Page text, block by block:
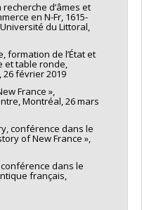
d’âmes et
en N-Fr, 1615-
du Littoral,
formation de l’État et
et table ronde,
26 février 2019
France »,
Montréal, 26 mars
conférence dans le
of New France »,
conférence dans le
français,